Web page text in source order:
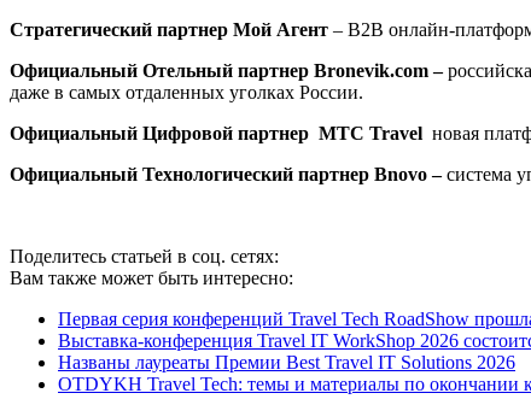
Стратегический партнер Мой Агент – B2B онлайн-
Официальный Отельный партнер Bronevik.com –
даже в самых отдаленных уголках России.
Официальный Цифровой партнер МТС Travel новая
Официальный Технологический партнер Bnovo –система
Поделитесь статьей в соц. сетях:
Вам также может быть интересно:
Первая серия конференций Travel Tech RoadShow
Выставка-конференция Travel IT WorkShop 2026
Названы лауреаты Премии Best Travel IT Solutions 2026
OTDYKH Travel Tech: темы и материалы по окончании